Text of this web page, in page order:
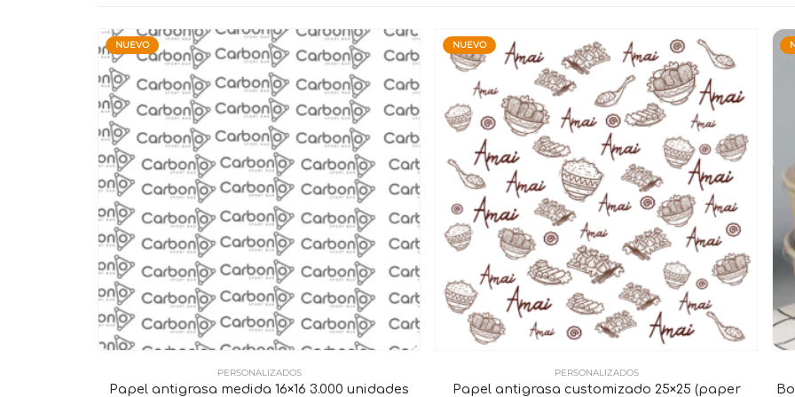
NUEVO
PERSONALIZADOS
Papel antigrasa medida 16×16 3.000 unidades
NUEVO
PERSONALIZADOS
Papel antigrasa customizado 25×25 (paper